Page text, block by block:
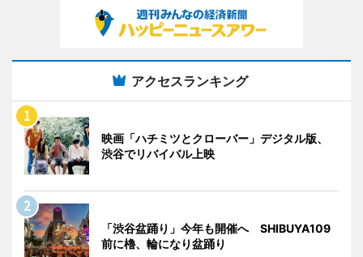
アクセスランキング
映画「ハチミツとクローバー」デジタル版、
渋谷でリバイバル上映
「渋谷盆踊り」今年も開催へ SHIBUYA109
前に櫓、輪になり盆踊り